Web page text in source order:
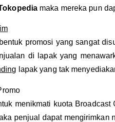
maka mereka pun
promosi yang sangat
di lapak yang
lapak yang tak
menikmati kuota
penjual dapat mengirimkan